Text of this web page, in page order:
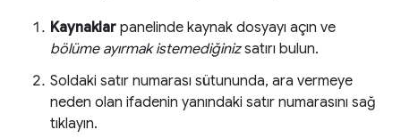
Kaynaklar panelinde kaynak dosyayı açın ve
bölüme ayırmak istemediğinizsatırı bulun.
Soldaki satır numarası sütununda, ara vermeye
neden olan ifadenin yanındaki satır numarasını sağ
tıklayın.